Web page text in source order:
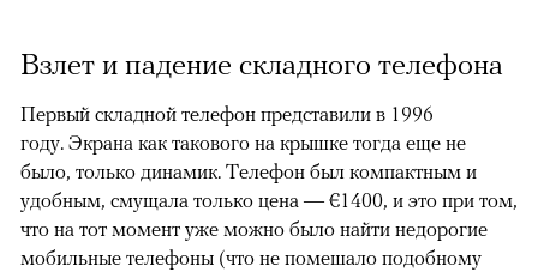
Взлет и падение складного телефона
Первый складной телефон представили в 1996
году. Экрана как такового на крышке тогда еще не
было, только динамик. Телефон был компактным и
удобным, смущала только цена — €1400, и это при том,
что на тот момент уже можно было найти недорогие
мобильные телефоны (что не помешало подобному